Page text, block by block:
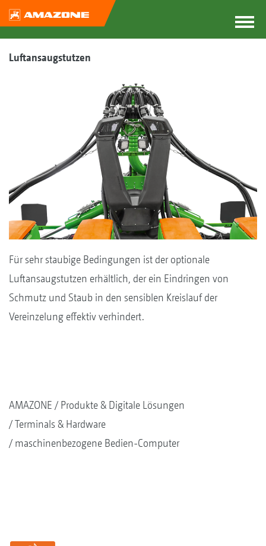
Luftansaugstutzen
Für sehr staubige Bedingungen ist der optionale
Luftansaugstutzen erhältlich, der ein Eindringen von
Schmutz und Staub in den sensiblen Kreislauf der
Vereinzelung effektiv verhindert.
AMAZONE
Produkte & Digitale Lösungen
Terminals & Hardware
maschinenbezogene Bedien-Computer